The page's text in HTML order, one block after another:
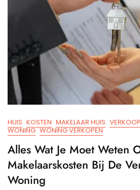
HUIS KOSTEN MAKELAAR HUIS VERKOOP
WONING WONING VERKOPEN
Alles Wat Je Moet Weten
Makelaarskosten Bij De
Woning